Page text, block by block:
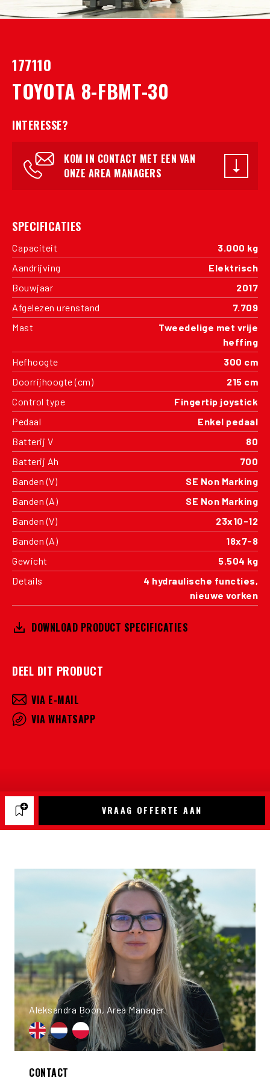
177110
TOYOTA 8-FBMT-30
INTERESSE?
KOM IN CONTACT MET EEN VAN
ONZE AREA MANAGERS
SPECIFICATIES
Capaciteit
3.000 kg
Aandrijving
Elektrisch
Bouwjaar
2017
Afgelezen urenstand
7.709
Mast
Tweedelige met vrije
heffing
Hefhoogte
300 cm
Doorrijhoogte (cm)
215 cm
Control type
Fingertip joystick
Pedaal
Enkel pedaal
Batterij V
80
Batterij Ah
700
Banden (V)
SE Non Marking
Banden (A)
SE Non Marking
Banden (V)
23x10-12
Banden (A)
18x7-8
Gewicht
5.504 kg
Details
4 hydraulische functies,
nieuwe vorken
DOWNLOAD PRODUCT SPECIFICATIES
DEEL DIT PRODUCT
VIA E-MAIL
VIA WHATSAPP
VRAAG OFFERTE AAN
Aleksandra Boon, Area Manager
CONTACT